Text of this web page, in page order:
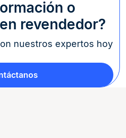
o
revendedor?
nuestros expertos hoy